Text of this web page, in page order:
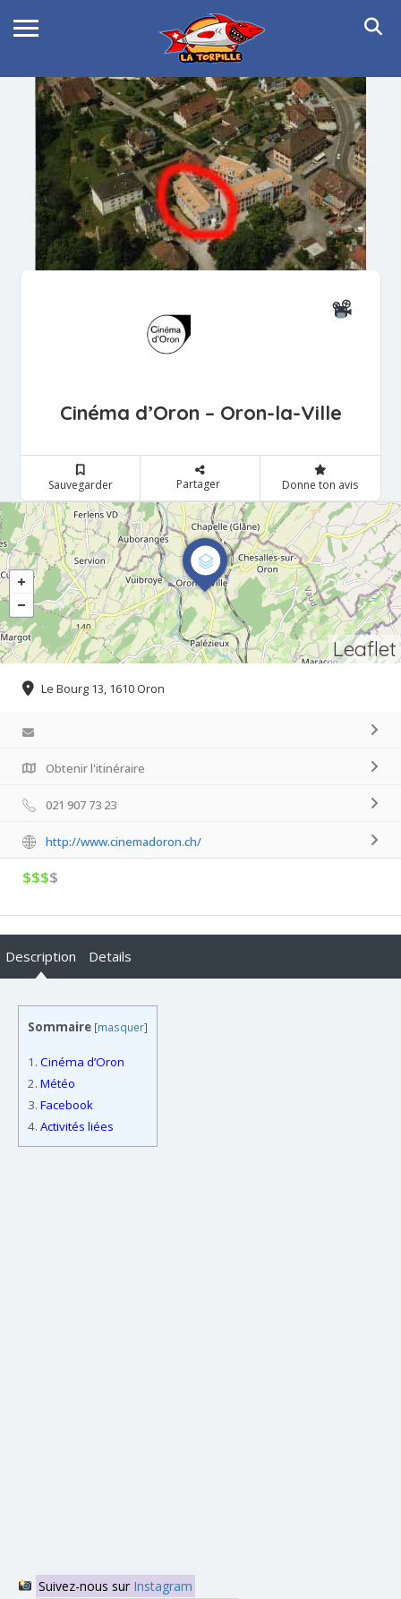
Cinéma d’Oron – Oron-la-Ville
Sauvegarder Partager Donne ton avis
Leaflet
Le Bourg 13, 1610 Oron
Obtenir l'itinéraire
021 907 73 23
http://www.cinemadoron.ch/
$$$$
Description Details
Sommaire [masquer]
1. Cinéma d’Oron
2. Météo
3. Facebook
4. Activités liées
Suivez-nous sur Instagram